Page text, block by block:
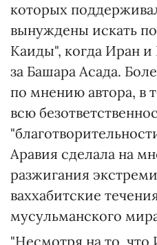
которых
вынуждены искать
Каиды", когда Иран и
за Башара Асада.
по мнению автора, в
всю
Аравия сделала на
разжигания
ваххабитские
мусульманского
"Несмотря на то, что